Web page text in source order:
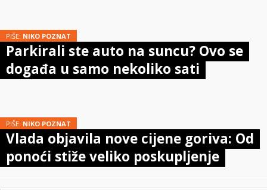
PIŠE: NIKO POZNAT
Parkirali ste auto na suncu? Ovo se
događa u samo nekoliko sati
PIŠE: NIKO POZNAT
Vlada objavila nove cijene goriva: Od
ponoći stiže veliko poskupljenje